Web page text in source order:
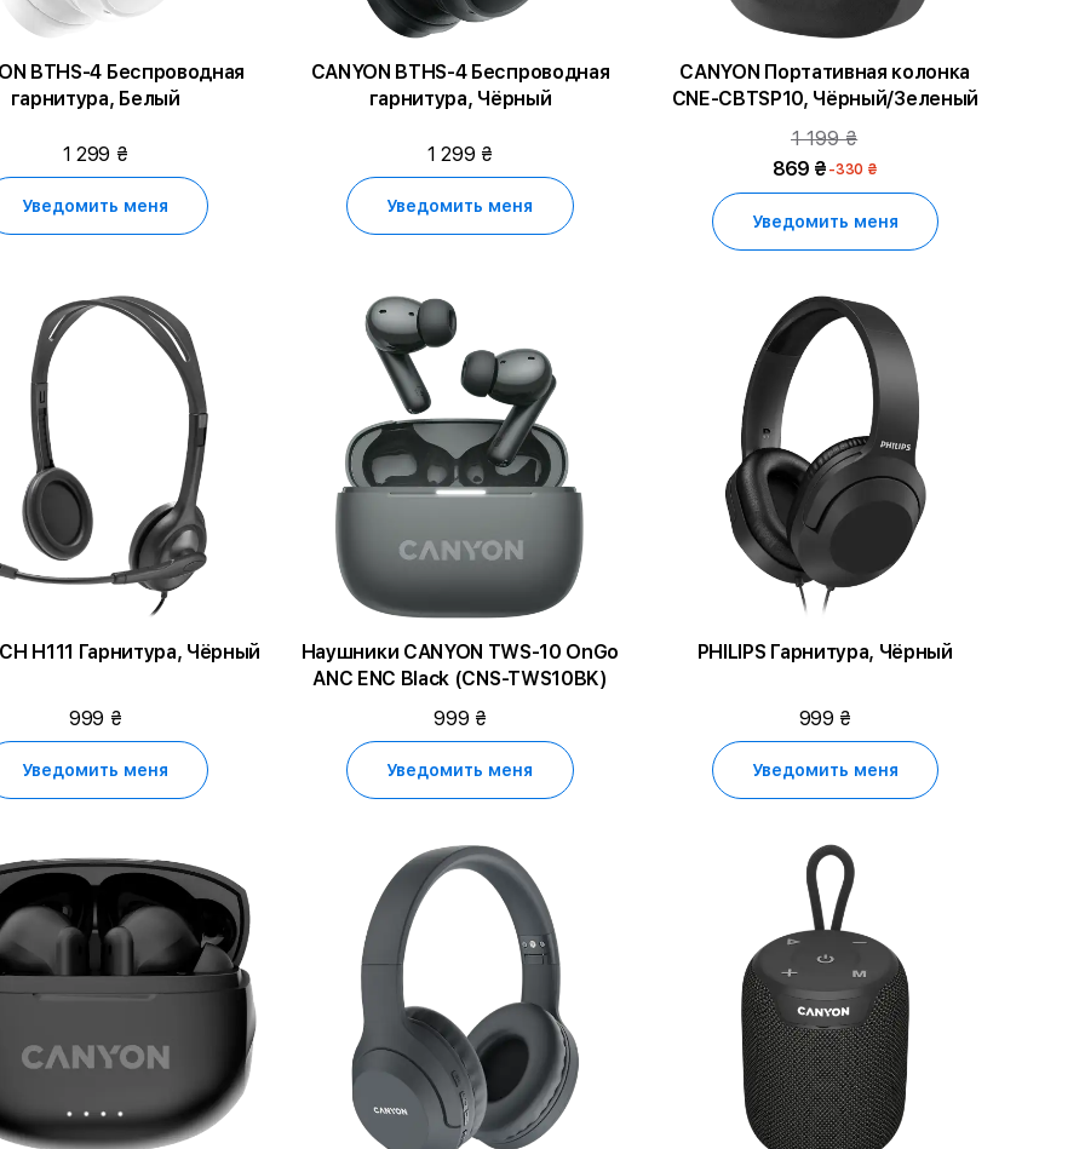
BTHS-4 Беспроводная
гарнитура, Белый
1 299 ₴
Уведомить меня
CANYON BTHS-4 Беспроводная
гарнитура, Чёрный
1 299 ₴
Уведомить меня
CANYON Портативная колонка
CNE-CBTSP10, Чёрный/Зеленый
1 199 ₴
869 ₴ -330 ₴
Уведомить меня
H111 Гарнитура, Чёрный
999 ₴
Уведомить меня
Наушники CANYON TWS-10 OnGo
ANC ENC Black (CNS-TWS10BK)
999 ₴
Уведомить меня
PHILIPS Гарнитура, Чёрный
999 ₴
Уведомить меня